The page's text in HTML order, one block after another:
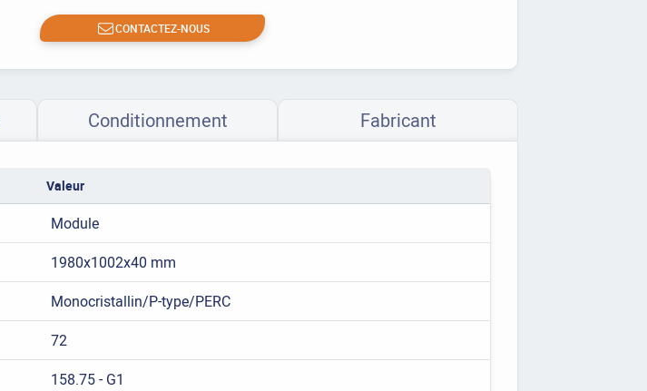
CONTACTEZ-NOUS
Conditionnement Fabricant
Valeur
Module
1980x1002x40 mm
Monocristallin/P-type/PERC
72
158.75 - G1